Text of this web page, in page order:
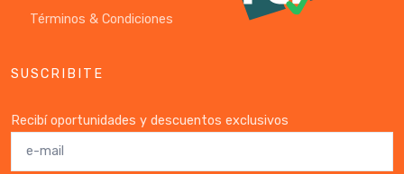
Términos & Condiciones
SUSCRIBITE
Recibí oportunidades y descuentos exclusivos